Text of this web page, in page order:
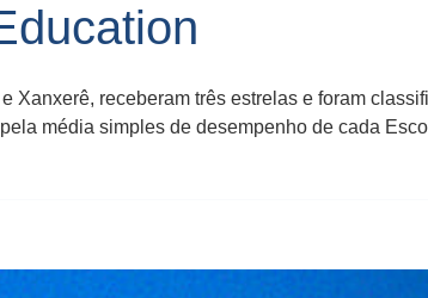
receberam três estrelas e foram
média simples de desempenho de cada